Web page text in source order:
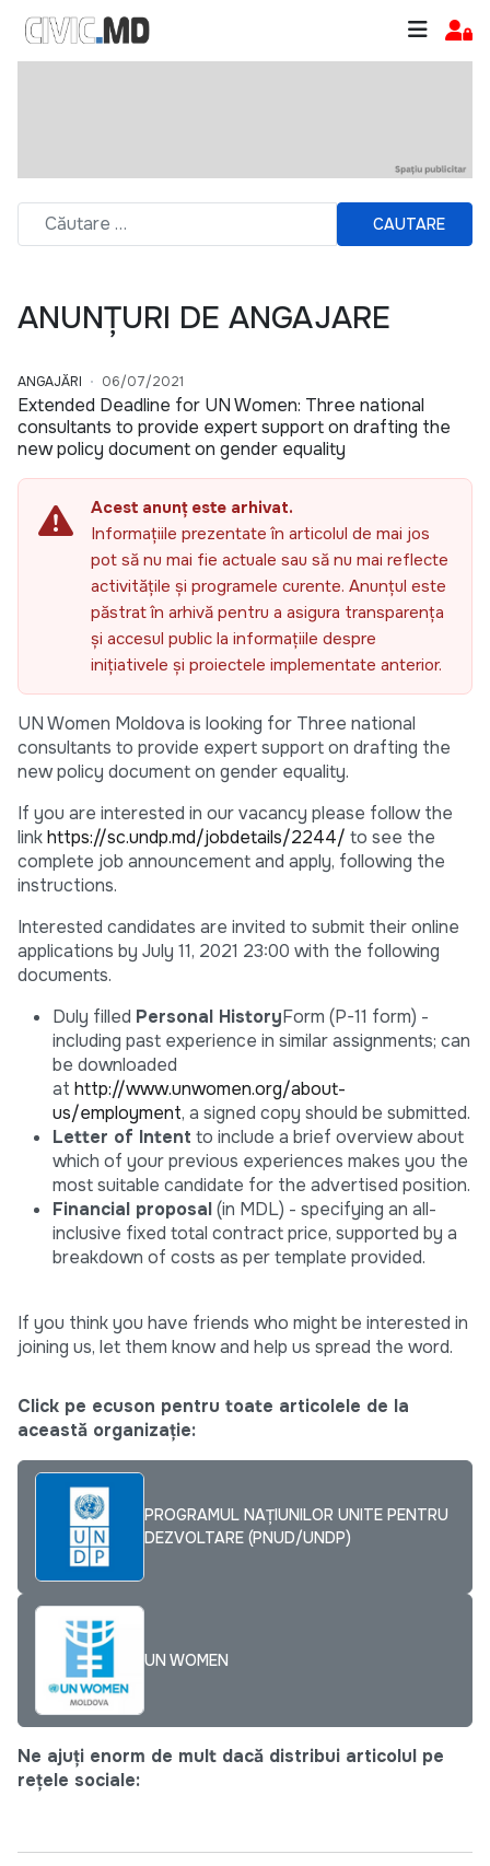
CAUTARE
ANUNȚURI DE ANGAJARE
ANGAJĂRI 06/07/2021
Extended Deadline for UN Women: Three national
consultants to provide expert support on drafting the
new policy document on gender equality
Acest anunț este arhivat.
Informațiile prezentate în articolul de mai jos
pot să nu mai fie actuale sau să nu mai reflecte
activitățile și programele curente. Anunțul este
păstrat în arhivă pentru a asigura transparența
și accesul public la informațiile despre
inițiativele și proiectele implementate anterior.
UN Women Moldova is looking for Three national
consultants to provide expert support on drafting the
new policy document on gender equality.
If you are interested in our vacancy please follow the
linkhttps://sc.undp.md/jobdetails/2244/ to see the
complete job announcement and apply, following the
instructions.
Interested candidates are invited to submit their online
applications by July 11, 2021 23:00 with the following
documents.
Duly filled Personal HistoryForm (P-11 form) -
including past experience in similar assignments; can
be downloaded
at http://www.unwomen.org/about-
us/employment, a signed copy should be submitted.
Letter of Intent to include a brief overview about
which of your previous experiences makes you the
most suitable candidate for the advertised position.
Financial proposal(in MDL) - specifying an all-
inclusive fixed total contract price, supported by a
breakdown of costs as per template provided.
If you think you have friends who might be interested in
joining us, let them know and help us spread the word.
Click pe ecuson pentru toate articolele de la
această organizație:
PROGRAMUL NAȚIUNILOR UNITE PENTRU
DEZVOLTARE (PNUD/UNDP)
UN WOMEN
Ne ajuți enorm de mult dacă distribui articolul pe
rețele sociale: